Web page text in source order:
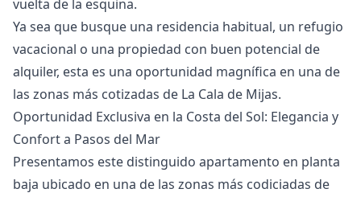
vuelta de la esquina.
Ya sea que busque una residencia ‌habitual, ‌un ‌refugio
‌vacacional ‌o una propiedad con buen ‌potencial ‌de
‌alquiler, esta es ‌una ‌oportunidad ‌magnífica ‌en una ‌de
las zonas ‌más ‌cotizadas ‌de ‌La ‌Cala ‌de ‌Mijas.
Oportunidad Exclusiva en la Costa del Sol: Elegancia y
Confort a Pasos del Mar
Presentamos este distinguido apartamento en planta
baja ubicado en una de las zonas más codiciadas de